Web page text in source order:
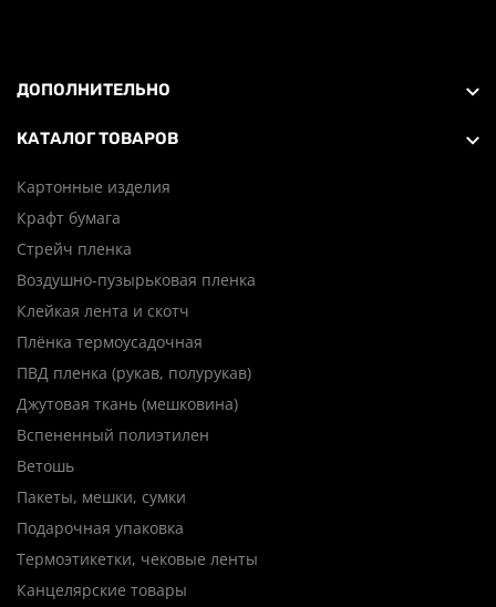
ДОПОЛНИТЕЛЬНО
КАТАЛОГ ТОВАРОВ
Картонные изделия
Крафт бумага
Стрейч пленка
Воздушно-пузырьковая пленка
Клейкая лента и скотч
Плёнка термоусадочная
ПВД пленка (рукав, полурукав)
Джутовая ткань (мешковина)
Вспененный полиэтилен
Ветошь
Пакеты, мешки, сумки
Подарочная упаковка
Термоэтикетки, чековые ленты
Канцелярские товары